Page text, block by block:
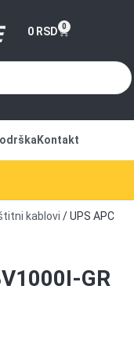
0 RSD 0
Kontakt
kablovi / UPS APC
GR